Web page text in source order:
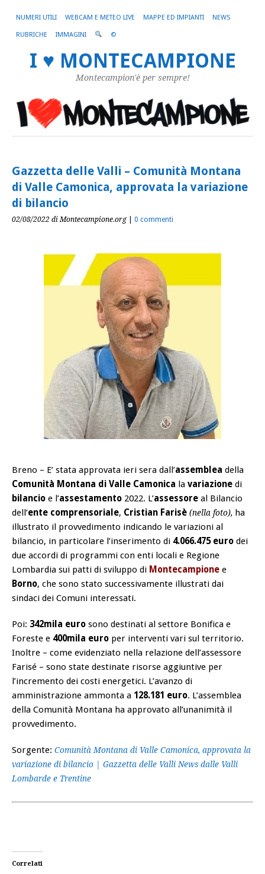
NUMERI UTILI WEBCAM E METEO LIVE MAPPE ED IMPIANTI NEWS
RUBRICHE IMMAGINI ©
I ♥ MONTECAMPIONE
Montecampion'è per sempre!
Gazzetta delle Valli – Comunità Montana
di Valle Camonica, approvata la variazione
di bilancio
02/08/2022 di Montecampione.org| 0 commenti
Breno – E’ stata approvata ieri sera dall’assemblea della
Comunità Montana di Valle Camonica la variazione di
bilancio e l’assestamento 2022. L’assessore al Bilancio
dell’ente comprensoriale, Cristian Farisè (nella foto), ha
illustrato il provvedimento indicando le variazioni al
bilancio, in particolare l’inserimento di 4.066.475 euro dei
due accordi di programmi con enti locali e Regione
Lombardia sui patti di sviluppo di Montecampione e
Borno, che sono stato successivamente illustrati dai
sindaci dei Comuni interessati.
Poi: 342mila euro sono destinati al settore Bonifica e
Foreste e 400mila euro per interventi vari sul territorio.
Inoltre – come evidenziato nella relazione dell’assessore
Farisé – sono state destinate risorse aggiuntive per
l’incremento dei costi energetici. L’avanzo di
amministrazione ammonta a 128.181 euro. L’assemblea
della Comunità Montana ha approvato all’unanimità il
provvedimento.
Sorgente: Comunità Montana di Valle Camonica, approvata la
variazione di bilancio | Gazzetta delle Valli News dalle Valli
Lombarde e Trentine
Correlati